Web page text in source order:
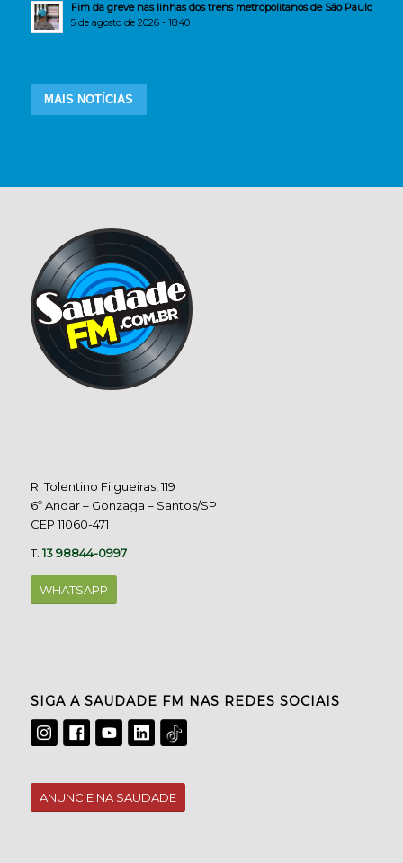
Fim da greve nas linhas dos trens metropolitanos de São Paulo
5 de agosto de 2026 - 18:40
MAIS NOTÍCIAS
R. Tolentino Filgueiras, 119
6º Andar – Gonzaga – Santos/SP
CEP 11060-471
T.13 98844-0997
WHATSAPP
SIGA A SAUDADE FM NAS REDES SOCIAIS
ANUNCIE NA SAUDADE